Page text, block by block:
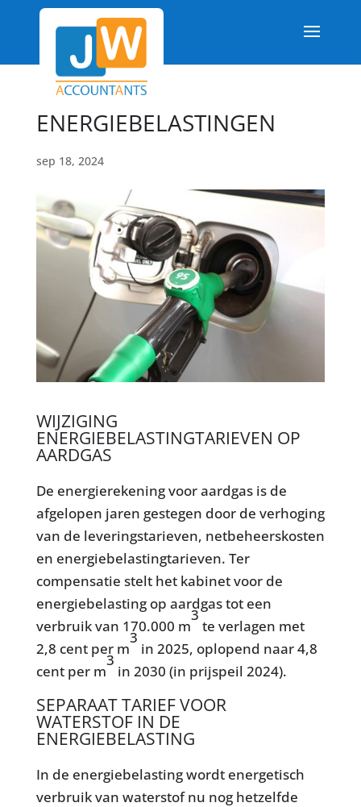
ENERGIEBELASTINGEN
sep 18, 2024
WIJZIGING
ENERGIEBELASTINGTARIEVEN OP
AARDGAS
De energierekening voor aardgas is de
afgelopen jaren gestegen door de verhoging
van de leveringstarieven, netbeheerskosten
en energiebelastingtarieven. Ter
compensatie stelt het kabinet voor de
energiebelasting op aardgas tot een
verbruik van 170.000 m
3
te verlagen met
2,8 cent per m
3
in 2025, oplopend naar 4,8
cent per m
3
in 2030 (in prijspeil 2024).
SEPARAAT TARIEF VOOR
WATERSTOF IN DE
ENERGIEBELASTING
In de energiebelasting wordt energetisch
verbruik van waterstof nu nog hetzelfde